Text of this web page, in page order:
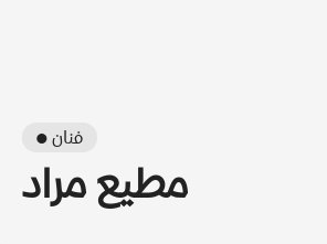
● فنان
مطيع مراد